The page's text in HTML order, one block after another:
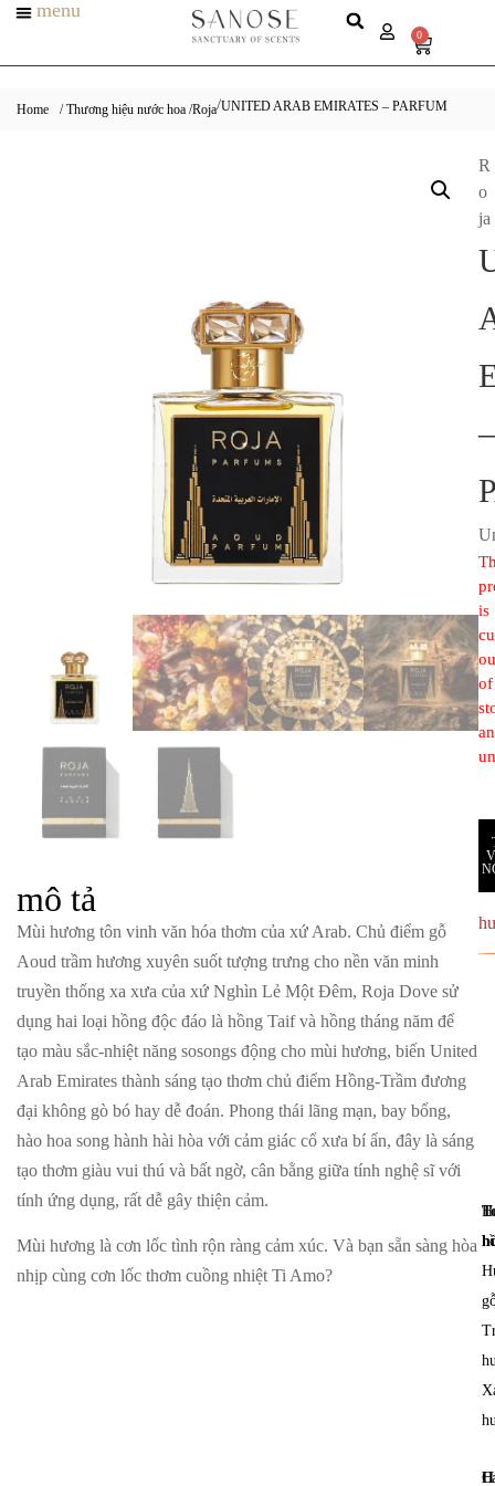
menu
0
Home / Thương hiệu nước hoa /Roja/UNITED ARAB EMIRATES – PARFUM
mô tả
Mùi hương tôn vinh văn hóa thơm của xứ Arab. Chủ điểm gỗ
Aoud trầm hương xuyên suốt tượng trưng cho nền văn minh
truyền thống xa xưa của xứ Nghìn Lẻ Một Đêm, Roja Dove sử
dụng hai loại hồng độc đáo là hồng Taif và hồng tháng năm để
tạo màu sắc-nhiệt năng sosongs động cho mùi hương, biến United
Arab Emirates thành sáng tạo thơm chủ điểm Hồng-Trầm đương
đại không gò bó hay dễ đoán. Phong thái lãng mạn, bay bổng,
hào hoa song hành hài hòa với cảm giác cổ xưa bí ẩn, đây là sáng
tạo thơm giàu vui thú và bất ngờ, cân bằng giữa tính nghệ sĩ với
tính ứng dụng, rất dễ gây thiện cảm.
Mùi hương là cơn lốc tình rộn ràng cảm xúc. Và bạn sẵn sàng hòa
nhịp cùng cơn lốc thơm cuồng nhiệt Ti Amo?
R
o
ja
–
is
of